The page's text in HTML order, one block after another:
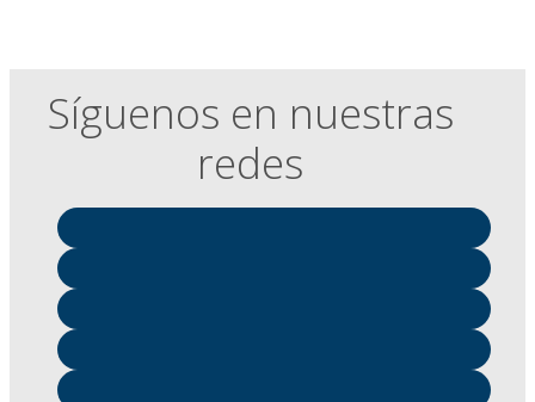
Síguenos en nuestras
redes